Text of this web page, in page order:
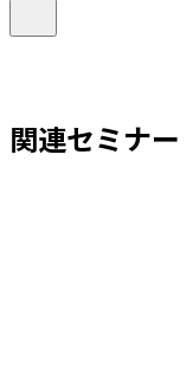
関連セミナー